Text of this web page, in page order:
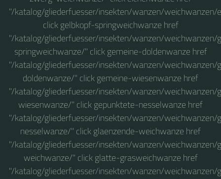
"/katalog/gliederfuesser/insekten/wanzen/weichwanzen/
click gelbkopf-springweichwanze href
"/katalog/gliederfuesser/insekten/wanzen/weichwanzen/
springweichwanze/" click gemeine-doldenwanze href
"/katalog/gliederfuesser/insekten/wanzen/weichwanzen/
doldenwanze/" click gemeine-wiesenwanze href
"/katalog/gliederfuesser/insekten/wanzen/weichwanzen/
wiesenwanze/" click gepunktete-nesselwanze href
"/katalog/gliederfuesser/insekten/wanzen/weichwanzen/
nesselwanze/" click glaenzende-weichwanze href
"/katalog/gliederfuesser/insekten/wanzen/weichwanzen/
weichwanze/" click glatte-grasweichwanze href
"/katalog/gliederfuesser/insekten/wanzen/